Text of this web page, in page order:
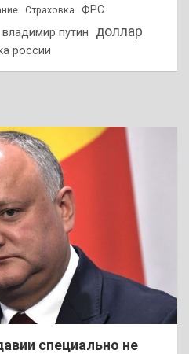
Страховка ФРС
владимир путин доллар
россии
специально не